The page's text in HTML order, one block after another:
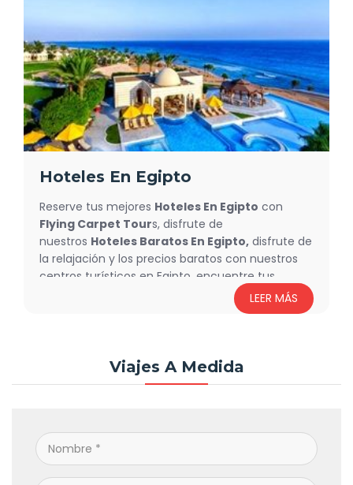
Hoteles En Egipto
Reserve tus mejores Hoteles En Egipto con
Flying Carpet Tours, disfrute de
nuestros Hoteles Baratos En Egipto, disfrute de
la relajación y los precios baratos con nuestros
centros turísticos en Egipto, encuentre tus
Tours,además, seleccione entre la variedad de
están esperando.
LEER MÁS
Viajes A Medida